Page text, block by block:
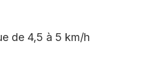
de 4,5 à 5 km/h